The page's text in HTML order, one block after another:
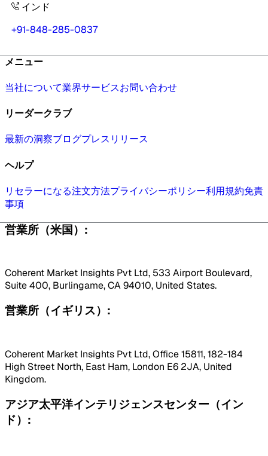
インド
+91-848-285-0837
メニュー
当社について業界サービスお問い合わせ
リーダークラブ
最新の洞察ブログプレスリリース
ヘルプ
リセラーになる注文方法プライバシーポリシー利用規約免責
事項
営業所（米国）:
Coherent Market Insights Pvt Ltd, 533 Airport Boulevard,
Suite 400, Burlingame, CA 94010, United States.
営業所（イギリス）:
Coherent Market Insights Pvt Ltd, Office 15811, 182-184
High Street North, East Ham, London E6 2JA, United
Kingdom.
アジア太平洋インテリジェンスセンター（イン
ド）: